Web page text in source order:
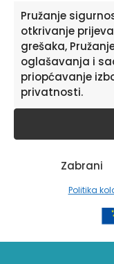
Pružanje
otkrivanje
grešaka,
oglašavanja i
priopćavanje
privatnosti.
Zabrani
Politika
bez pretrpavanja
predstavlja
omogućuju […]